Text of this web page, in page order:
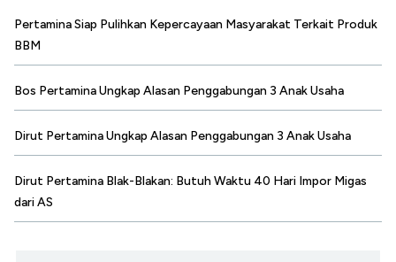
Pertamina Siap Pulihkan Kepercayaan Masyarakat Terkait Produk
BBM
Bos Pertamina Ungkap Alasan Penggabungan 3 Anak Usaha
Dirut Pertamina Ungkap Alasan Penggabungan 3 Anak Usaha
Dirut Pertamina Blak-Blakan: Butuh Waktu 40 Hari Impor Migas
dari AS